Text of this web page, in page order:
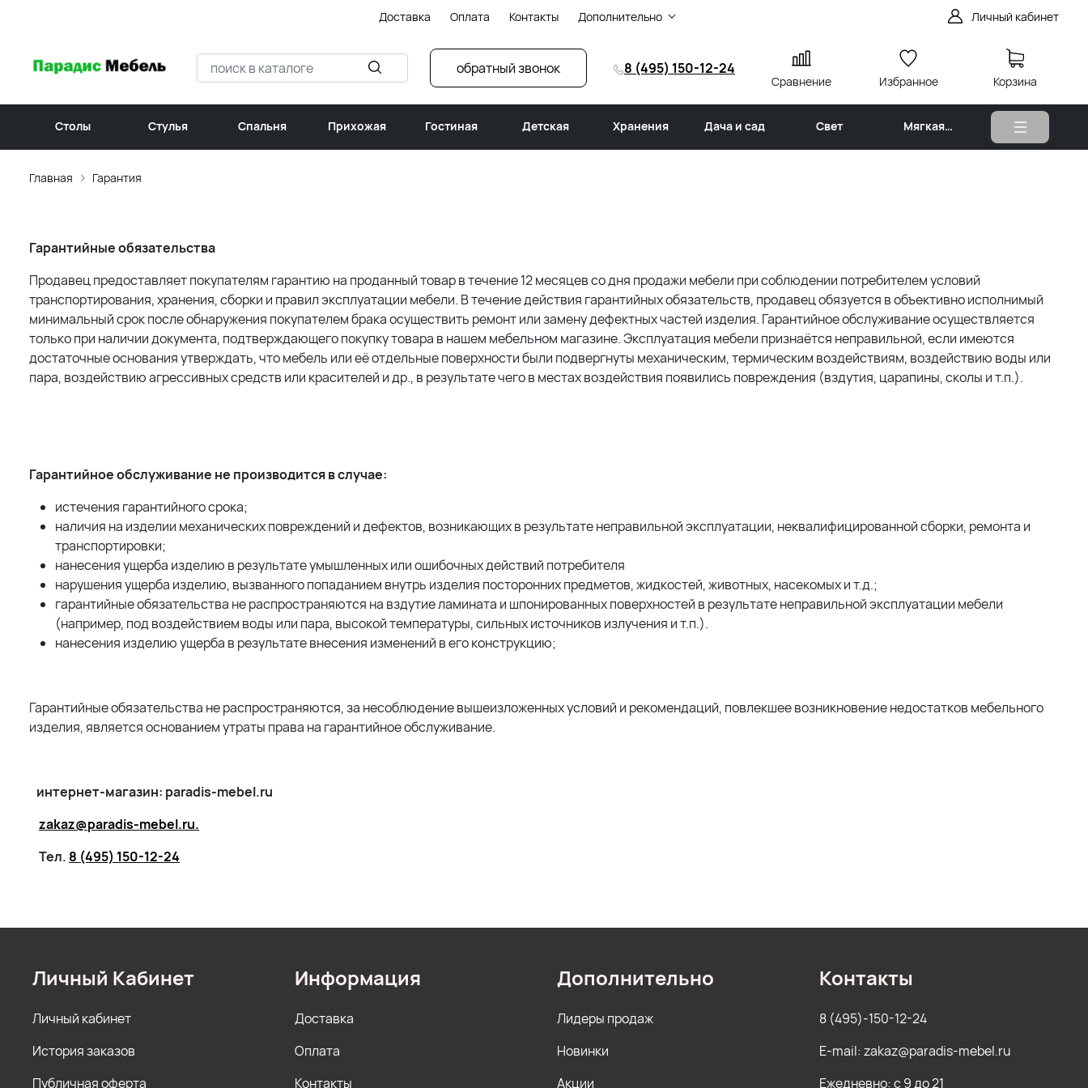
Доставка Оплата Контакты Дополнительно Личный кабинет
обратный звонок 8 (495) 150-12-24
Сравнение Избранное Корзина
Столы Стулья Спальня Прихожая Гостиная Детская Хранения Дача и сад Свет
Мягкая
Главная Гарантия
Гарантийные обязательства
Продавец предоставляет покупателям гарантию на проданный товар в течение 12 месяцев со дня продажи мебели при соблюдении потребителем условий
транспортирования, хранения, сборки и правил эксплуатации мебели. В течение действия гарантийных обязательств, продавец обязуется в объективно исполнимый
минимальный срок после обнаружения покупателем брака осуществить ремонт или замену дефектных частей изделия. Гарантийное обслуживание осуществляется
только при наличии документа, подтверждающего покупку товара в нашем мебельном магазине. Эксплуатация мебели признаётся неправильной, если имеются
достаточные основания утверждать, что мебель или её отдельные поверхности были подвергнуты механическим, термическим воздействиям, воздействию воды или
пара, воздействию агрессивных средств или красителей и др., в результате чего в местах воздействия появились повреждения (вздутия, царапины, сколы и т.п.).
Гарантийное обслуживание не производится в случае:
истечения гарантийного срока;
наличия на изделии механических повреждений и дефектов, возникающих в результате неправильной эксплуатации, неквалифицированной сборки, ремонта и
транспортировки;
нанесения ущерба изделию в результате умышленных или ошибочных действий потребителя
нарушения ущерба изделию, вызванного попаданием внутрь изделия посторонних предметов, жидкостей, животных, насекомых и т.д.;
гарантийные обязательства не распространяются на вздутие ламината и шпонированных поверхностей в результате неправильной эксплуатации мебели
(например, под воздействием воды или пара, высокой температуры, сильных источников излучения и т.п.).
нанесения изделию ущерба в результате внесения изменений в его конструкцию;
Гарантийные обязательства не распространяются, за несоблюдение вышеизложенных условий и рекомендаций, повлекшее возникновение недостатков мебельного
изделия, является основанием утраты права на гарантийное обслуживание.
интернет-магазин: paradis-mebel.ru
zakaz@paradis-mebel.ru.
Тел. 8 (495) 150-12-24
Личный Кабинет
Личный кабинет
История заказов
Публичная оферта
Информация
Доставка
Оплата
Контакты
Дополнительно
Лидеры продаж
Новинки
Акции
Контакты
8 (495)-150-12-24
E-mail: zakaz@paradis-mebel.ru
Ежедневно: с 9 до 21